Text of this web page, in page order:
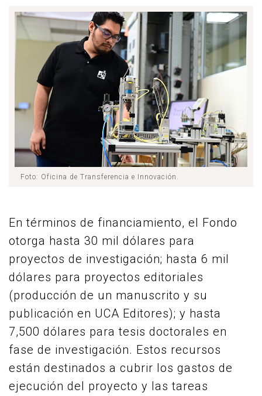
Foto: Oficina de Transferencia e Innovación.
En términos de financiamiento, el Fondo
otorga hasta 30 mil dólares para
proyectos de investigación; hasta 6 mil
dólares para proyectos editoriales
(producción de un manuscrito y su
publicación en UCA Editores); y hasta
7,500 dólares para tesis doctorales en
fase de investigación. Estos recursos
están destinados a cubrir los gastos de
ejecución del proyecto y las tareas